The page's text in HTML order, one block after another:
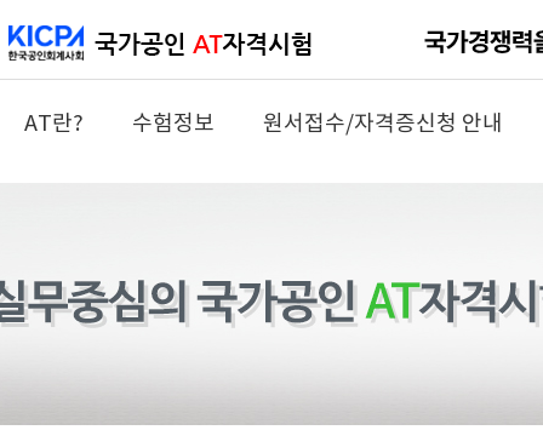
AT란? 수험정보 원서접수/자격증신청 안내